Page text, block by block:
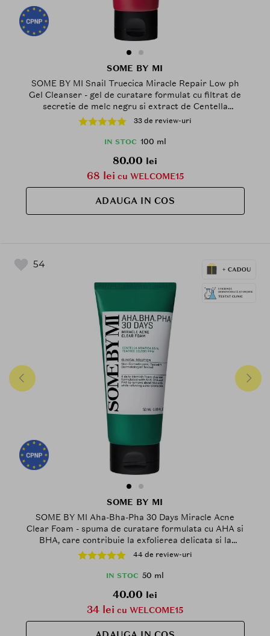
SOME BY MI
SOME BY MI Snail Truecica Miracle Repair Low ph
Gel Cleanser - gel de curatare formulat cu filtrat de
secretie de melc negru si extract de Centella
Asiatica, care contribuie la curatarea impuritatilor si
excesului de sebum si la metinerea echilibrului
natural al pielii - 100 ml
33 de review-uri
IN STOC 100 ml
80.00 lei
68 lei cu WELCOME15
ADAUGA IN COS
54
SOME BY MI
SOME BY MI Aha-Bha-Pha 30 Days Miracle Acne
Clear Foam - spuma de curatare formulata cu AHA si
BHA, care contribuie la exfolierea delicata si la
curatarea porilor in profunzime - 50 ml
44 de review-uri
IN STOC 50 ml
40.00 lei
34 lei cu WELCOME15